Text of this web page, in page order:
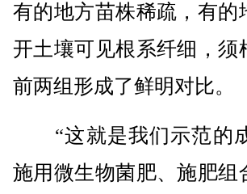
有的地方苗株稀疏，有的
开土壤可见根系纤细，须
前两组形成了鲜明对比。
“这就是我们示范的
施用微生物菌肥、施肥组